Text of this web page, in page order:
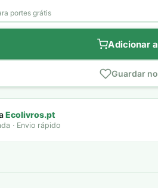
portes grátis
Adicionar
Guardar
Ecolivros.pt
· Envio rápido